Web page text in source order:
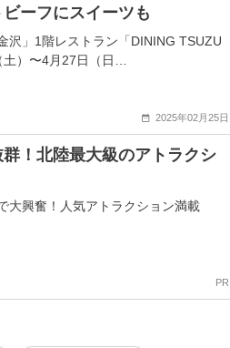
ーフにスイーツも
沢」1階レストラン「DINING TSUZU
）〜4月27日（日…
2025年02月25日
！北陸最大級のアトラクシ
大興奮！人気アトラクション満載
PR